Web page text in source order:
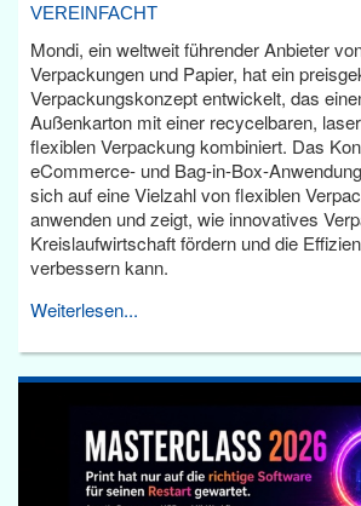
VEREINFACHT
Mondi, ein weltweit führender Anbieter
Verpackungen und Papier, hat ein
Verpackungskonzept entwickelt, das
Außenkarton mit einer recycelbaren,
flexiblen Verpackung kombiniert. Das
eCommerce- und Bag-in-Box-
sich auf eine Vielzahl von flexiblen
anwenden und zeigt, wie innovatives
Kreislaufwirtschaft fördern und die
verbessern kann.
Weiterlesen...